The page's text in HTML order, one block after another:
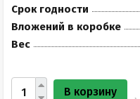
Срок годности
Вложений в коробке
Вес
В корзину